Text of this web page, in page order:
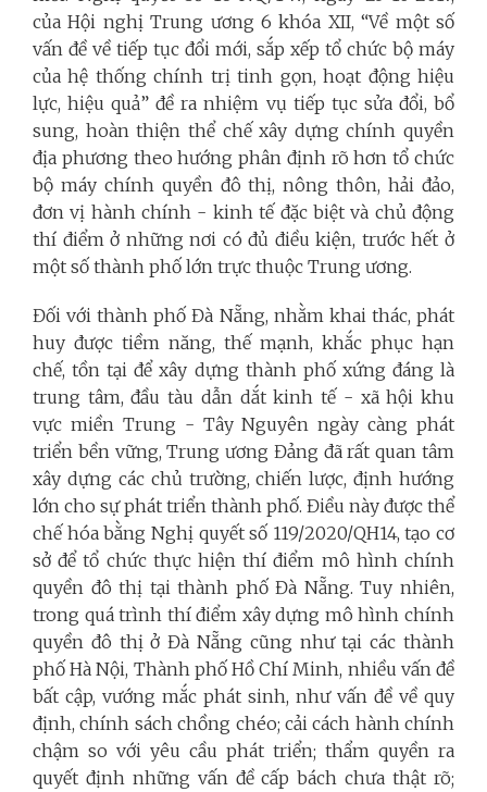
của Hội nghị Trung ương 6 khóa XII, “Về một số
vấn đề về tiếp tục đổi mới, sắp xếp tổ chức bộ máy
của hệ thống chính trị tinh gọn, hoạt động hiệu
lực, hiệu quả” đề ra nhiệm vụ tiếp tục sửa đổi, bổ
sung, hoàn thiện thể chế xây dựng chính quyền
địa phương theo hướng phân định rõ hơn tổ chức
bộ máy chính quyền đô thị, nông thôn, hải đảo,
đơn vị hành chính - kinh tế đặc biệt và chủ động
thí điểm ở những nơi có đủ điều kiện, trước hết ở
một số thành phố lớn trực thuộc Trung ương.
Đối với thành phố Đà Nẵng, nhằm khai thác, phát
huy được tiềm năng, thế mạnh, khắc phục hạn
chế, tồn tại để xây dựng thành phố xứng đáng là
trung tâm, đầu tàu dẫn dắt kinh tế - xã hội khu
vực miền Trung - Tây Nguyên ngày càng phát
triển bền vững, Trung ương Đảng đã rất quan tâm
xây dựng các chủ trường, chiến lược, định hướng
lớn cho sự phát triển thành phố. Điều này được thể
chế hóa bằng Nghị quyết số 119/2020/QH14, tạo cơ
sở để tổ chức thực hiện thí điểm mô hình chính
quyền đô thị tại thành phố Đà Nẵng. Tuy nhiên,
trong quá trình thí điểm xây dựng mô hình chính
quyền đô thị ở Đà Nẵng cũng như tại các thành
phố Hà Nội, Thành phố Hồ Chí Minh, nhiều vấn đề
bất cập, vướng mắc phát sinh, như vấn đề về quy
định, chính sách chồng chéo; cải cách hành chính
chậm so với yêu cầu phát triển; thẩm quyền ra
quyết định những vấn đề cấp bách chưa thật rõ;